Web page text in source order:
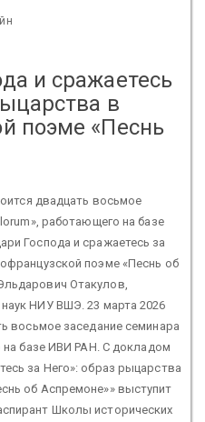
и сражаетесь
в
поэме «Песнь
двадцать восьмое
работающего на базе
Господа и сражаетесь за
поэме «Песнь об
Отакулов,
НИУ ВШЭ. 23 марта 2026
восьмое заседание семинара
на базе ИВИ РАН. С докладом
за Него»: образ рыцарства
об Аспремоне»» выступит
Школы исторических